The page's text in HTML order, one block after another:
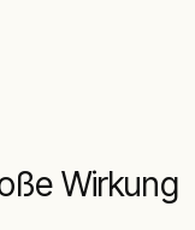
Wirkung